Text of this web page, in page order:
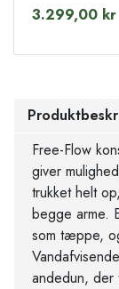
3.299,00 kr
Free-Flow
giver
trukket helt
begge arme.
som tæppe,
andedun, der